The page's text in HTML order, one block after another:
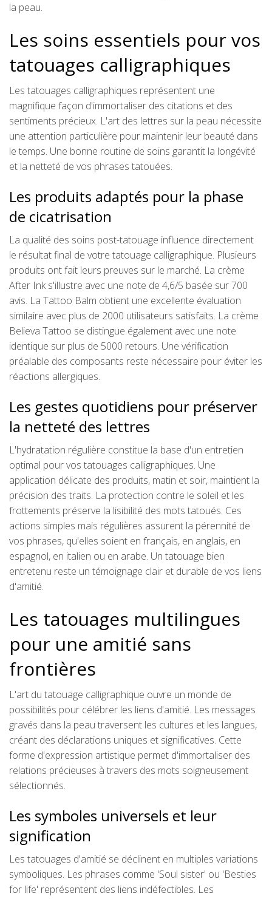
la peau.
Les soins essentiels pour vos
tatouages calligraphiques
Les tatouages calligraphiques représentent une
magnifique façon d'immortaliser des citations et des
sentiments précieux. L'art des lettres sur la peau nécessite
une attention particulière pour maintenir leur beauté dans
le temps. Une bonne routine de soins garantit la longévité
et la netteté de vos phrases tatouées.
Les produits adaptés pour la phase
de cicatrisation
La qualité des soins post-tatouage influence directement
le résultat final de votre tatouage calligraphique. Plusieurs
produits ont fait leurs preuves sur le marché. La crème
After Ink s'illustre avec une note de 4,6/5 basée sur 700
avis. La Tattoo Balm obtient une excellente évaluation
similaire avec plus de 2000 utilisateurs satisfaits. La crème
Believa Tattoo se distingue également avec une note
identique sur plus de 5000 retours. Une vérification
préalable des composants reste nécessaire pour éviter les
réactions allergiques.
Les gestes quotidiens pour préserver
la netteté des lettres
L'hydratation régulière constitue la base d'un entretien
optimal pour vos tatouages calligraphiques. Une
application délicate des produits, matin et soir, maintient la
précision des traits. La protection contre le soleil et les
frottements préserve la lisibilité des mots tatoués. Ces
actions simples mais régulières assurent la pérennité de
vos phrases, qu'elles soient en français, en anglais, en
espagnol, en italien ou en arabe. Un tatouage bien
entretenu reste un témoignage clair et durable de vos liens
d'amitié.
Les tatouages multilingues
pour une amitié sans
frontières
L'art du tatouage calligraphique ouvre un monde de
possibilités pour célébrer les liens d'amitié. Les messages
gravés dans la peau traversent les cultures et les langues,
créant des déclarations uniques et significatives. Cette
forme d'expression artistique permet d'immortaliser des
relations précieuses à travers des mots soigneusement
sélectionnés.
Les symboles universels et leur
signification
Les tatouages d'amitié se déclinent en multiples variations
symboliques. Les phrases comme 'Soul sister' ou 'Besties
for life' représentent des liens indéfectibles. Les